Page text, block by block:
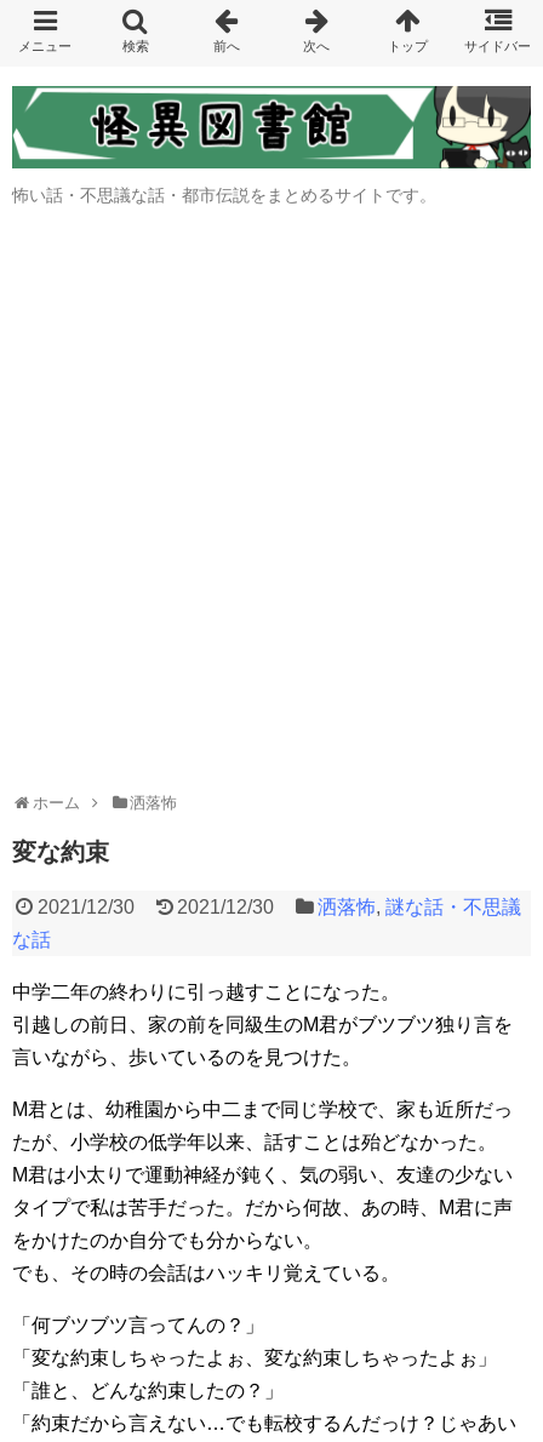
怖い話・不思議な話・都市伝説をまとめるサイトです。
ホーム 洒落怖
変な約束
2021/12/30 2021/12/30 洒落怖,謎な話・不思議
な話
中学二年の終わりに引っ越すことになった。
引越しの前日、家の前を同級生のM君がブツブツ独り言を
言いながら、歩いているのを見つけた。
M君とは、幼稚園から中二まで同じ学校で、家も近所だっ
たが、小学校の低学年以来、話すことは殆どなかった。
M君は小太りで運動神経が鈍く、気の弱い、友達の少ない
タイプで私は苦手だった。だから何故、あの時、M君に声
をかけたのか自分でも分からない。
でも、その時の会話はハッキリ覚えている。
「何ブツブツ言ってんの？」
「変な約束しちゃったよぉ、変な約束しちゃったよぉ」
「誰と、どんな約束したの？」
「約束だから言えない…でも転校するんだっけ？じゃあい